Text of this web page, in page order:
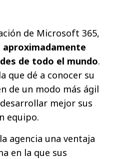
de Microsoft 365,
aproximadamente
de todo el mundo.
que dé a conocer su
de un modo más ágil
mejor sus
equipo.
agencia una ventaja
en la que sus